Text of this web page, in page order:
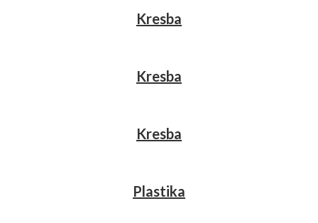
Kresba
Kresba
Kresba
Plastika